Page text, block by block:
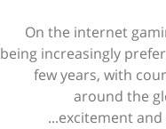
On the internet
being increasingly
few years, with
around the
excitement and